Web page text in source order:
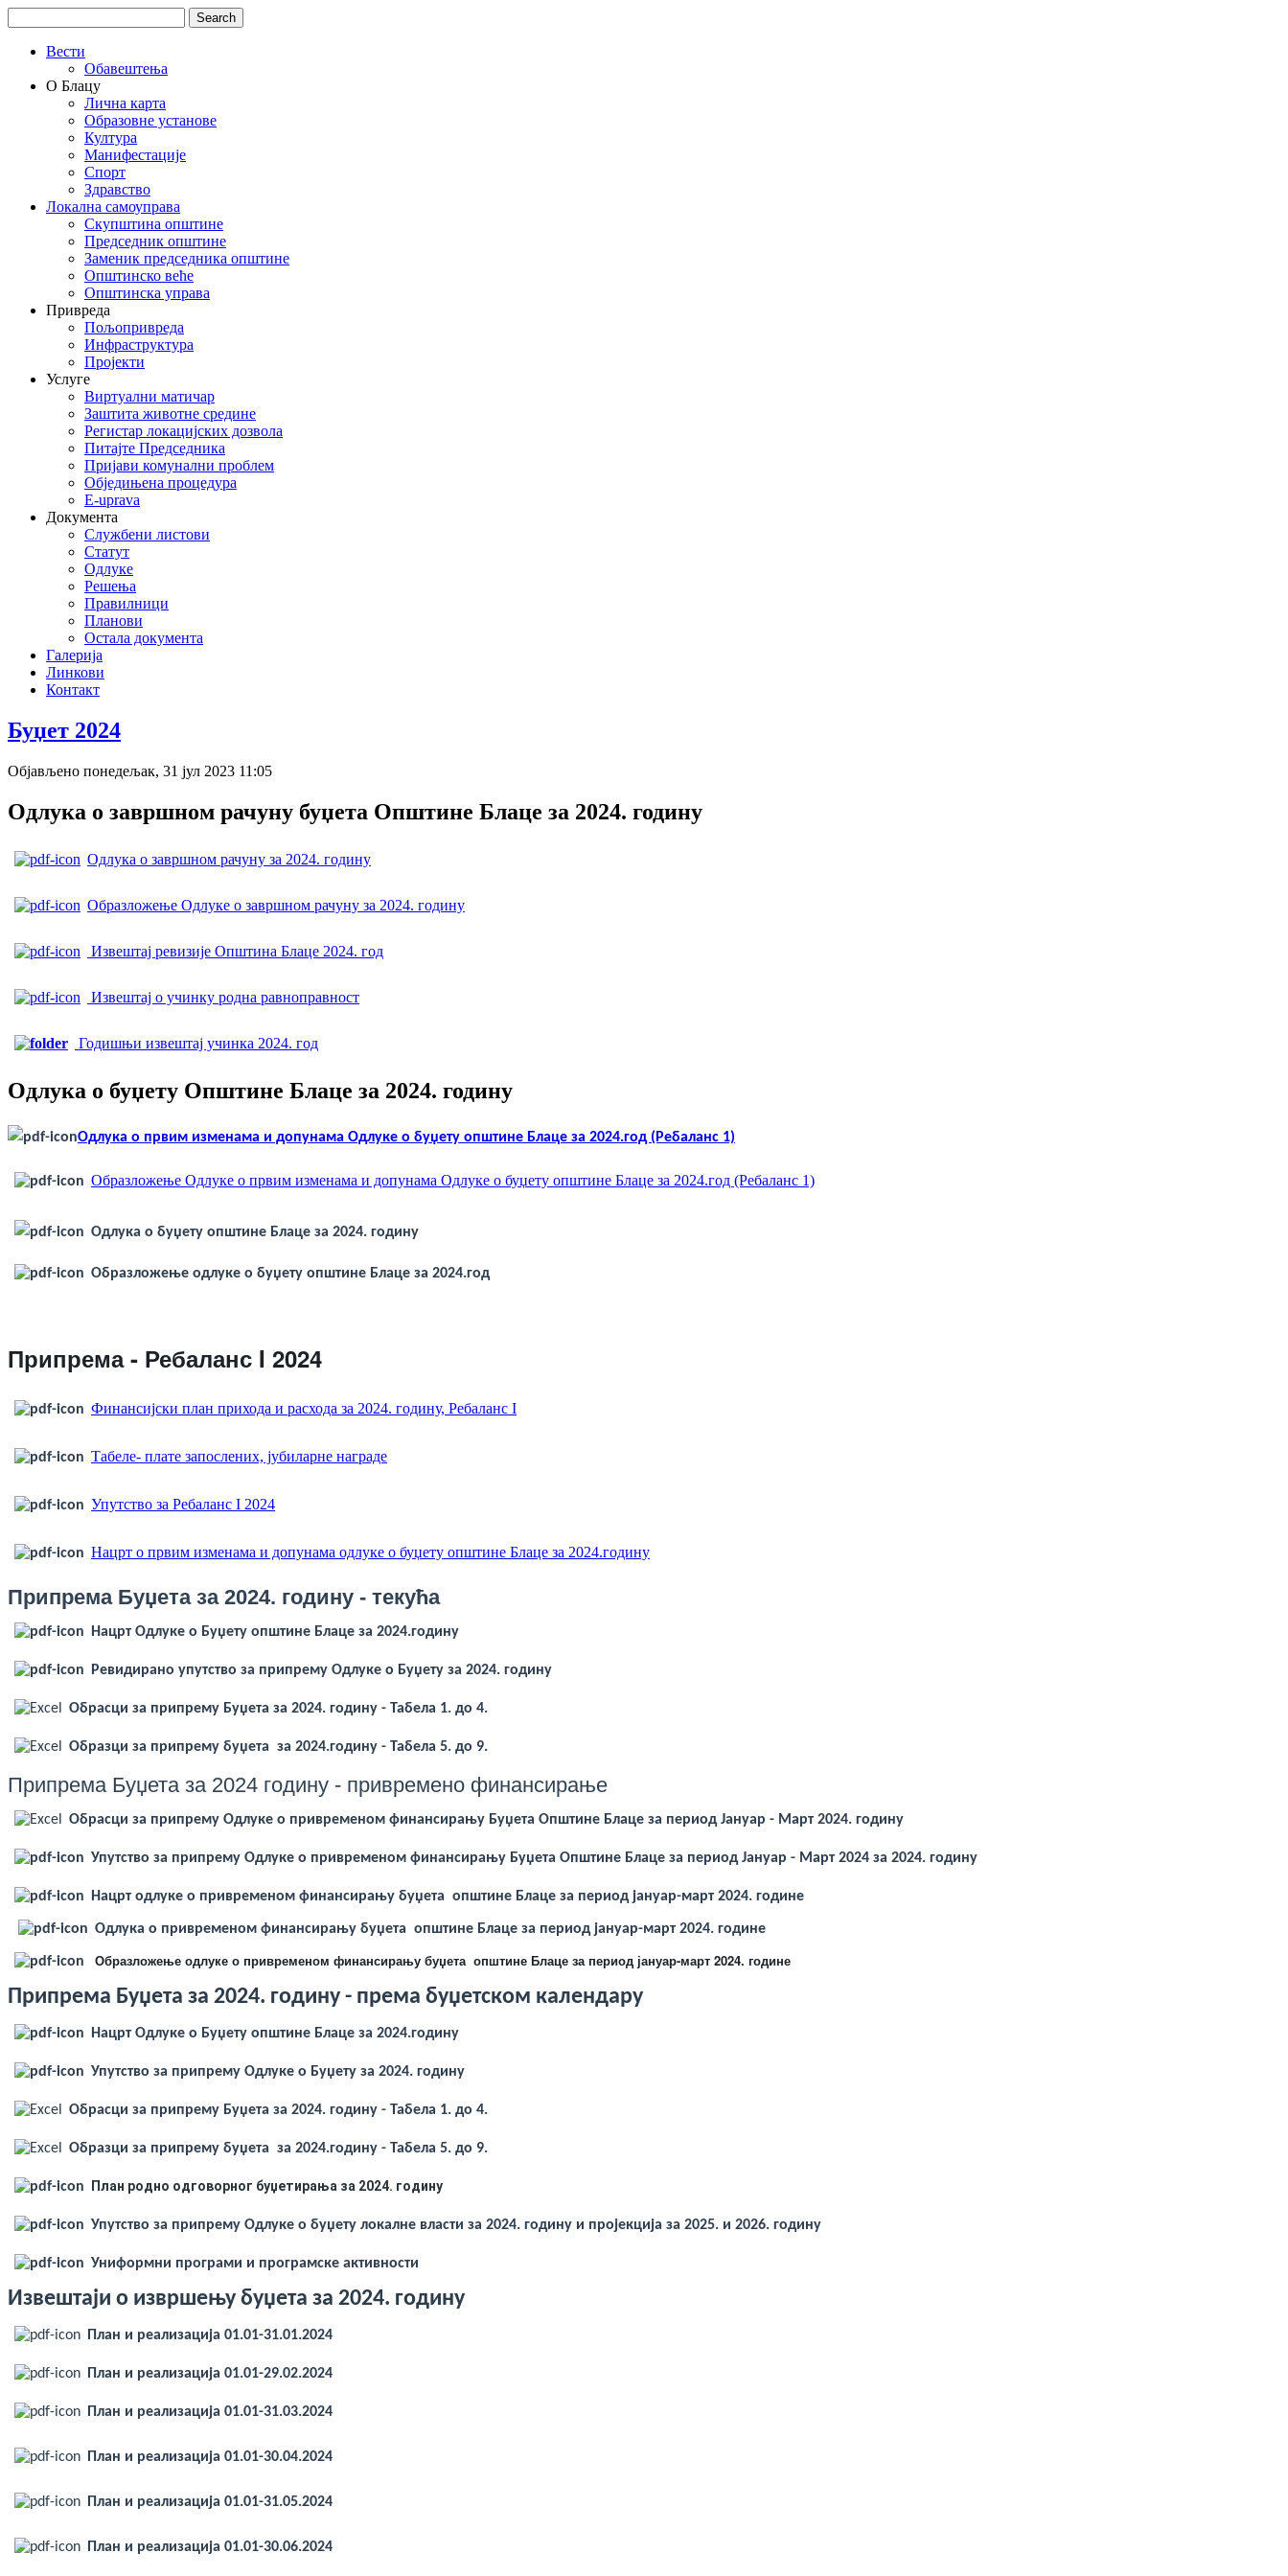
Вести
Обавештења
О Блацу
Лична карта
Образовне установе
Култура
Манифестације
Спорт
Здравство
Локална самоуправа
Скупштина општине
Председник општине
Заменик председника општине
Општинско веће
Општинска управа
Привреда
Пољопривреда
Инфраструктура
Пројекти
Услуге
Виртуални матичар
Заштита животне средине
Регистар локацијских дозвола
Питајте Председника
Пријави комунални проблем
Обједињена процедура
E-uprava
Документа
Службени листови
Статут
Одлуке
Решења
Правилници
Планови
Остала документа
Галерија
Линкови
Контакт
deneme
veren
deneme
bonusu
bonusu
2024
bonusu
veren
siteleri
bahis
bonusu
yeni
bonusu
siteleri
Bonus
Буџет 2024
Објављено понедељак, 31 јул 2023 11:05
Одлука о завршном рачуну буџета Општине Блаце за 2024. годину
Одлука о завршном рачуну за 2024. годину
Образложење Одлуке о завршном рачуну за 2024. годину
Извештај ревизије Општина Блаце 2024. год
Извештај о учинку родна равноправност
Годишњи извештај учинка 2024. год
Одлука о буџету Општине Блаце за 2024. годину
Одлука о првим изменама и допунама Одлуке о буџету општине Блаце за 2024.год (Ребаланс 1)
Образложење Одлуке о првим изменама и допунама Одлуке о буџету општине Блаце за 2024.год (Ребаланс 1)
Одлука о буџету општине Блаце за 2024. годину
Образложење одлуке о буџету општине Блаце за 2024.год
Припрема - Ребаланс I 2024
Финансијски план прихода и расхода за 2024. годину, Ребаланс I
Табеле- плате запослених, јубиларне награде
Упутство за Ребаланс I 2024
Нацрт о првим изменама и допунама одлуке о буџету општине Блаце за 2024.годину
Припрема Буџета за 2024. годину - текућа
Нацрт Одлуке о Буџету општине Блаце за 2024.годину
Ревидирано упутство за припрему Одлуке о Буџету за 2024. годину
Обрасци за припрему Буџета за 2024. годину - Табела 1. до 4.
Образци за припрему буџета за 2024.годину - Табела 5. до 9.
Припрема Буџета за 2024 годину - привремено финансирање
Обрасци за припрему Одлуке о привременом финансирању Буџета Општине Блаце за период Јануар - Март 2024. годину
Упутство за припрему Одлуке о привременом финансирању Буџета Општине Блаце за период Јануар - Март 2024 за 2024. годину
Нацрт одлуке о привременом финансирању буџета општине Блаце за период јануар-март 2024. године
Одлука о привременом финансирању буџета општине Блаце за период јануар-март 2024. године
Образложење одлуке о привременом финансирању буџета општине Блаце за период јануар-март 2024. године
Припрема Буџета за 2024. годину - према буџетском календару
Нацрт Одлуке о Буџету општине Блаце за 2024.годину
Упутство за припрему Одлуке о Буџету за 2024. годину
Обрасци за припрему Буџета за 2024. годину - Табела 1. до 4.
Образци за припрему буџета за 2024.годину - Табела 5. до 9.
План родно одговорног буџетирања за 2024. годину
Упутство за припрему Одлуке о буџету локалне власти за 2024. годину и пројекција за 2025. и 2026. годину
Униформни програми и програмске активности
Извештаји о извршењу буџета за 2024. годину
План и реализација 01.01-31.01.2024
План и реализација 01.01-29.02.2024
План и реализација 01.01-31.03.2024
План и реализација 01.01-30.04.2024
План и реализација 01.01-31.05.2024
План и реализација 01.01-30.06.2024